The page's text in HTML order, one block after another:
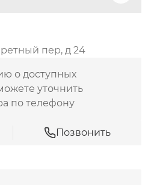
пер, д 24
о доступных
уточнить
по телефону
Позвонить